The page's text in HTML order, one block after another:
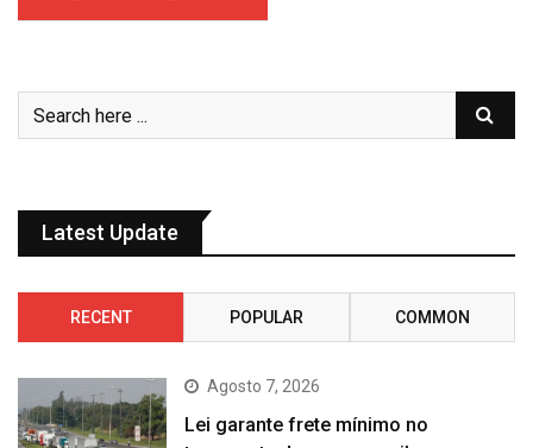
Latest Update
RECENT POPULAR COMMON
Agosto 7, 2026
Lei garante frete mínimo no